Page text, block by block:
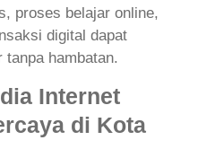
proses belajar online,
digital dapat
tanpa hambatan.
Internet
di Kota